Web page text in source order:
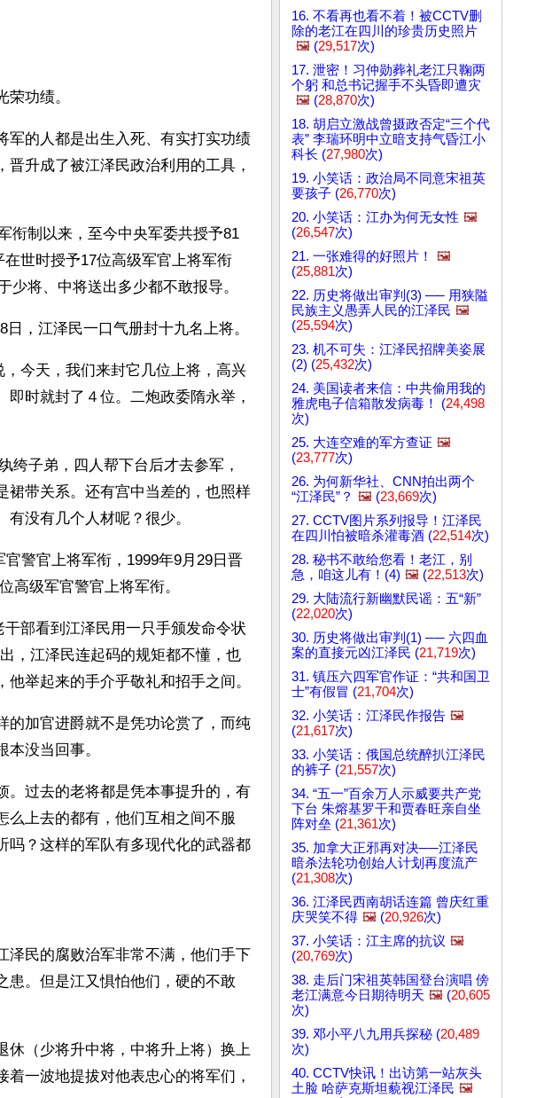
功绩。
军的人都是出生入死、有实打实功绩
升成了被江泽民政治利用的工具，
衔制以来，至今中央军委共授予81
世时授予17位高级军官上将军衔
少将、中将送出多少都不敢报导。
，江泽民一口气册封十九名上将。
今天，我们来封它几位上将，高兴
时就封了４位。二炮政委隋永举，
绔子弟，四人帮下台后才去参军，
裙带关系。还有宫中当差的，也照样
没有几个人材呢？很少。
警官上将军衔，1999年9月29日晋
高级军官警官上将军衔。
部看到江泽民用一只手颁发命令状
，江泽民连起码的规矩都不懂，也
举起来的手介乎敬礼和招手之间。
的加官进爵就不是凭功论赏了，而纯
没当回事。
。过去的老将都是凭本事提升的，有
么上去的都有，他们互相之间不服
吗？这样的军队有多现代化的武器都
泽民的腐败治军非常不满，他们手下
患。但是江又惧怕他们，硬的不敢
休（少将升中将，中将升上将）换上
一波地提拔对他表忠心的将军们，
16. 不看再也看不着！被CCTV删
除的老江在四川的珍贵历史照片
🖼️ (29,517次)
17. 泄密！习仲勋葬礼老江只鞠两
个躬 和总书记握手不头昏即遭灾
🖼️ (28,870次)
18. 胡启立激战曾摄政否定“三个代
表” 李瑞环明中立暗支持气昏江小
科长 (27,980次)
19. 小笑话：政治局不同意宋祖英
要孩子 (26,770次)
20. 小笑话：江办为何无女性 🖼️
(26,547次)
21. 一张难得的好照片！
🖼️
(25,881次)
22. 历史将做出审判(3) ── 用狭隘
民族主义愚弄人民的江泽民 🖼️
(25,594次)
23. 机不可失：江泽民招牌美姿展
(2) (25,432次)
24. 美国读者来信：中共偷用我的
雅虎电子信箱散发病毒！ (24,498
次)
25. 大连空难的军方查证 🖼️
(23,777次)
26. 为何新华社、CNN拍出两个
“江泽民”？ 🖼️ (23,669次)
27. CCTV图片系列报导！江泽民
在四川怕被暗杀灌毒酒 (22,514次)
28. 秘书不敢给您看！老江，别
急，咱这儿有！(4) 🖼️ (22,513次)
29. 大陆流行新幽默民谣：五“新”
(22,020次)
30. 历史将做出审判(1) ── 六四血
案的直接元凶江泽民 (21,719次)
31. 镇压六四军官作证：“共和国卫
士”有假冒 (21,704次)
32. 小笑话：江泽民作报告 🖼️
(21,617次)
33. 小笑话：俄国总统醉扒江泽民
的裤子 (21,557次)
34. “五一”百余万人示威要共产党
下台 朱熔基罗干和贾春旺亲自坐
阵对垒 (21,361次)
35. 加拿大正邪再对决──江泽民
暗杀法轮功创始人计划再度流产
(21,308次)
36. 江泽民西南胡话连篇 曾庆红重
庆哭笑不得 🖼️ (20,926次)
37. 小笑话：江主席的抗议 🖼️
(20,769次)
38. 走后门宋祖英韩国登台演唱 傍
老江满意今日期待明天 🖼️ (20,605
次)
39. 邓小平八九用兵探秘 (20,489
次)
40. CCTV快讯！出访第一站灰头
土脸 哈萨克斯坦藐视江泽民 🖼️